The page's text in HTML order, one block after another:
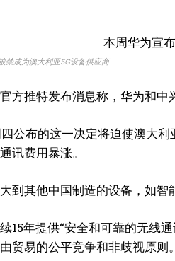
禁成为澳大利亚5G设备供应商
方推特发布消息称，华为和中
布的这一决定将迫使澳大利
讯费用暴涨。
到其他中国制造的设备，如
15年提供“安全和可靠的无线
贸易的公平竞争和非歧视原则。